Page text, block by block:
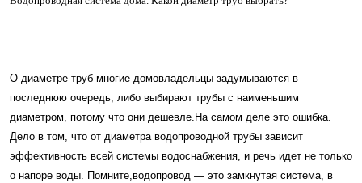
О диаметре труб многие домовладельцы задумываются в
последнюю очередь, либо выбирают трубы с наименьшим
диаметром, потому что они дешевле.На самом деле это ошибка.
Дело в том, что от диаметра водопроводной трубы зависит
эффективность всей системы водоснабжения, и речь идет не только
о напоре воды. Помните,водопровод — это замкнутая система, в